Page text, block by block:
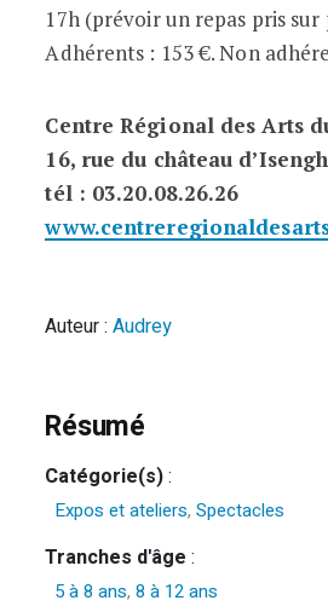
17h (prévoir un repas pris sur
Adhérents : 153 €. Non
Centre Régional des Arts
16, rue du château
tél : 03.20.08.26.26
Auteur :Audrey
Résumé
Catégorie(s):
Expos et ateliers,Spectacles
Tranches d'âge :
5 à 8 ans,8 à 12 ans